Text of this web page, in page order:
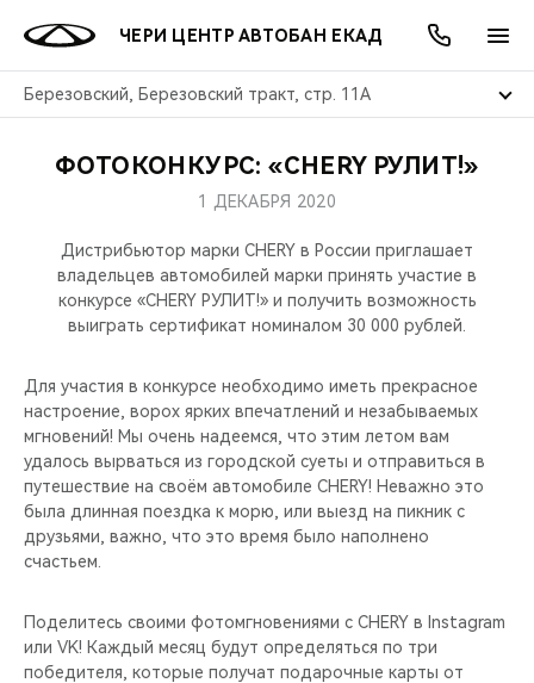
ЧЕРИ ЦЕНТР АВТОБАН ЕКАД
Березовский, Березовский тракт, стр. 11А
МОДЕЛИ
КРОССОВЕРЫ
СЕДАНЫ
НОВИНКИ
ПОКУПАТЕЛЯМ
КРЕДИТ И СТРАХОВАНИЕ
ВЛАДЕЛЬЦАМ
ЗАПЧАСТИ И АКСЕССУАРЫ
CHERY CONNECT
МИР CHERY
О БРЕНДЕ
ЛЮДИ CHERY
БЛАГОТВОРИТЕЛЬНОСТЬ
CHERY REMOTE
НАШИ МЕРОПРИЯТИЯ
АКЦИИ
ОНЛАЙН СЕРВИСЫ
КРЕДИТ
О КОМПАНИИ
МЫ В СОЦСЕТЯХ
ФОТОКОНКУРС: «CHERY РУЛИТ!»
1 ДЕКАБРЯ 2020
Дистрибьютор марки CHERY в России приглашает
владельцев автомобилей марки принять участие в
конкурсе «CHERY РУЛИТ!» и получить возможность
выиграть сертификат номиналом 30 000 рублей.
Для участия в конкурсе необходимо иметь прекрасное
настроение, ворох ярких впечатлений и незабываемых
мгновений! Мы очень надеемся, что этим летом вам
удалось вырваться из городской суеты и отправиться в
путешествие на своём автомобиле CHERY! Неважно это
была длинная поездка к морю, или выезд на пикник с
друзьями, важно, что это время было наполнено
счастьем.
Поделитесь своими фотомгновениями с CHERY в Instagram
или VK! Каждый месяц будут определяться по три
победителя, которые получат подарочные карты от